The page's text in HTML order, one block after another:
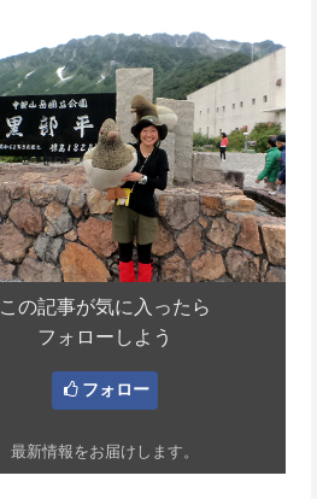
この記事が気に入ったら
フォローしよう
フォロー
最新情報をお届けします。